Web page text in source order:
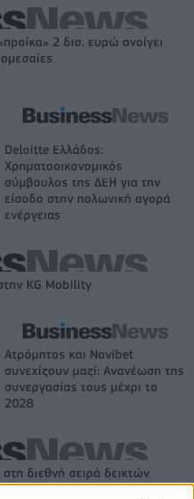
2 δισ. ευρώ ανοίγει
Deloitte Ελλάδος:
Χρηματοοικονομικός
σύμβουλος της ΔΕΗ για την
είσοδο στην πολωνική αγορά
ενέργειας
KG Mobility
Ατρόμητος και Novibet
συνεχίζουν μαζί: Ανανέωση της
συνεργασίας τους μέχρι το
2028
διεθνή σειρά δεικτών